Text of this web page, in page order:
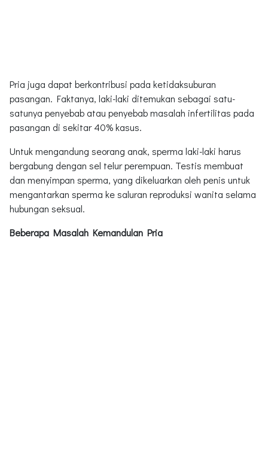
Pria juga dapat berkontribusi pada ketidaksuburan
pasangan. Faktanya, laki-laki ditemukan sebagai satu-
satunya penyebab atau penyebab masalah infertilitas pada
pasangan di sekitar 40% kasus.
Untuk mengandung seorang anak, sperma laki-laki harus
bergabung dengan sel telur perempuan. Testis membuat
dan menyimpan sperma, yang dikeluarkan oleh penis untuk
mengantarkan sperma ke saluran reproduksi wanita selama
hubungan seksual.
Beberapa Masalah Kemandulan Pria